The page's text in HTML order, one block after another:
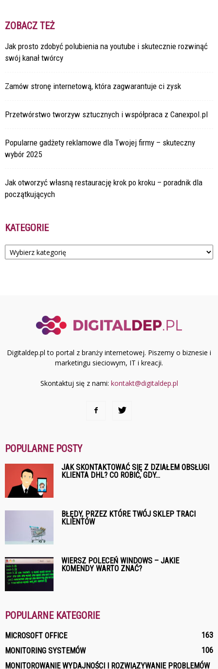
ZOBACZ TEŻ
Jak prosto zdobyć polubienia na youtube i skutecznie rozwinąć
swój kanał twórcy
Zamów stronę internetową, która zagwarantuje ci zysk
Przetwórstwo tworzyw sztucznych i współpraca z Canexpol.pl
Popularne gadżety reklamowe dla Twojej firmy – skuteczny
wybór 2025
Jak otworzyć własną restaurację krok po kroku – poradnik dla
początkujących
KATEGORIE
Kategorie
Digitaldep.pl to portal z branży internetowej. Piszemy o biznesie i
marketingu sieciowym, IT i kreacji.
Skontaktuj się z nami: kontakt@digitaldep.pl
POPULARNE POSTY
JAK SKONTAKTOWAĆ SIĘ Z DZIAŁEM OBSŁUGI
KLIENTA DHL? CO ROBIĆ, GDY...
BŁĘDY, PRZEZ KTÓRE TWÓJ SKLEP TRACI
KLIENTÓW
WIERSZ POLECEŃ WINDOWS – JAKIE
KOMENDY WARTO ZNAĆ?
POPULARNE KATEGORIE
MICROSOFT OFFICE
163
MONITORING SYSTEMÓW
106
MONITOROWANIE WYDAJNOŚCI I ROZWIĄZYWANIE PROBLEMÓW